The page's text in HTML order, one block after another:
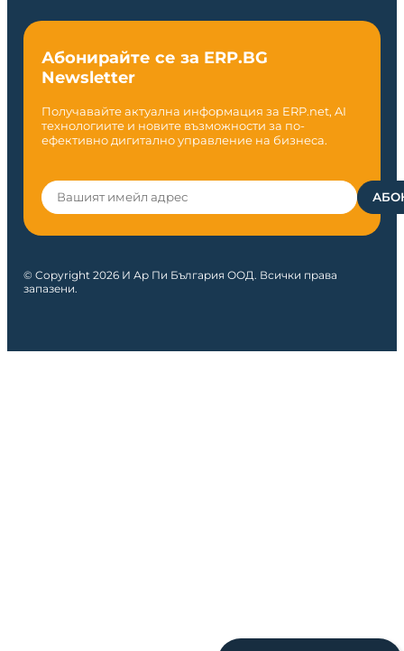
Абонирайте се за ERP.BG
Newsletter
Получавайте актуална информация за ERP.net, AI
технологиите и новите възможности за по-
ефективно дигитално управление на бизнеса.
© Copyright 2026 И Ар Пи България ООД. Всички права
запазени.